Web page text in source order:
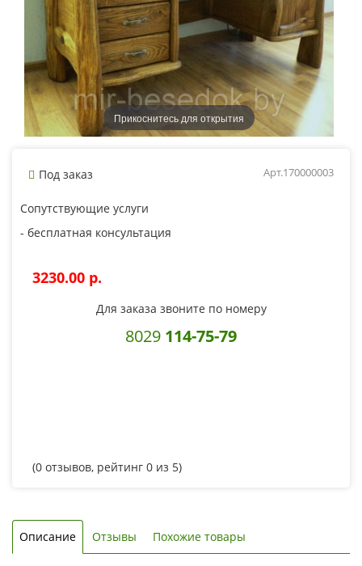
Прикоснитесь для открытия
Под заказ Арт.170000003
Сопутствующие услуги
- бесплатная консультация
3230.00 p.
Для заказа звоните по номеру
8029 114-75-79
(0 отзывов, рейтинг 0 из 5)
Описание Отзывы Похожие товары